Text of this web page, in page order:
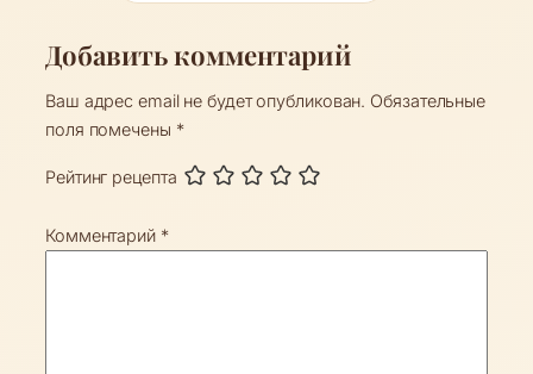
Добавить комментарий
Ваш адрес email не будет опубликован. Обязательные
поля помечены *
Рейтинг рецепта
Комментарий *